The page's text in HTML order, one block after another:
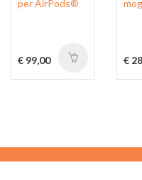
per AirPods®
€ 99,00 €